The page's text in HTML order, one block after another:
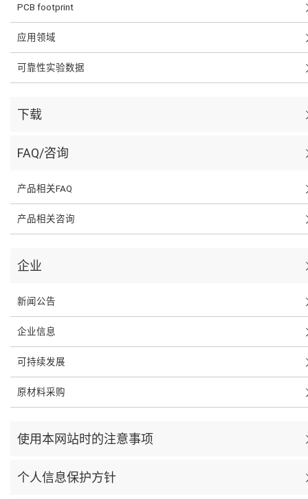
PCB footprint
应用领域
可靠性实验数据
下载
FAQ/咨询
产品相关FAQ
产品相关咨询
企业
新闻公告
企业信息
可持续发展
原材料采购
使用本网站时的注意事项
个人信息保护方针